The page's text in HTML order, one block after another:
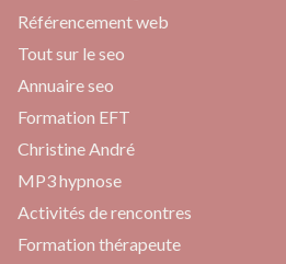
Référencement web
Tout sur le seo
Annuaire seo
Formation EFT
Christine André
MP3 hypnose
Activités de rencontres
Formation thérapeute